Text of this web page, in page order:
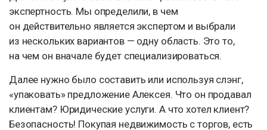
экспертность. Мы определили, в чем
он действительно является экспертом и выбрали
из нескольких вариантов — одну область. Это то,
на чем он вначале будет специализироваться.
Далее нужно было составить или используя слэнг,
«упаковать» предложение Алексея. Что он продавал
клиентам? Юридические услуги. А что хотел клиент?
Безопасность! Покупая недвижимость с торгов, есть